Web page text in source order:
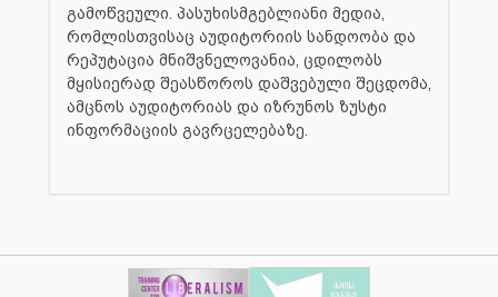
გამოწვეული. პასუხისმგებლიანი მედია,
რომლისთვისაც აუდიტორიის სანდოობა და
რეპუტაცია მნიშვნელოვანია, ცდილობს
მყისიერად შეასწოროს დაშვებული შეცდომა,
ამცნოს აუდიტორიას და იზრუნოს ზუსტი
ინფორმაციის გავრცელებაზე.